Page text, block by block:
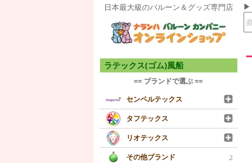
日本最大級のバルーン＆グッズ専門店
ラテックス(ゴム)風船
== ブランドで選ぶ ==
センペルテックス
タフテックス
リオテックス
その他ブランド
2